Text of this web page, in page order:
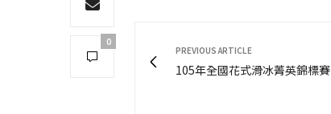
0
PREVIOUS ARTICLE
105年全國花式滑冰菁英錦標賽